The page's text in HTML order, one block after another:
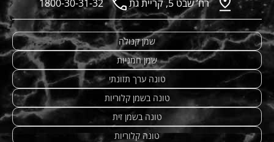
רח’ שבט 5, קריית גת 1800-30-31-32
שמן קנולה
שמן חמניות
טונה ערך תזונתי
טונה בשמן קלוריות
טונה בשמן זית
טונה קלוריות